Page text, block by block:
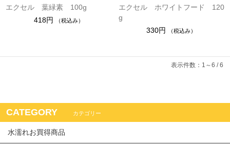
エクセル 葉緑素 100g
418円
（税込み）
エクセル ホワイトフード 120
g
330円
（税込み）
表示件数：1～6 / 6
CATEGORY カテゴリー
水濡れお買得商品